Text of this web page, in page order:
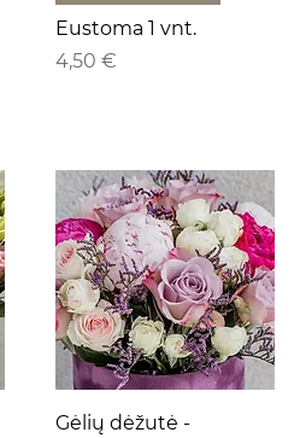
Eustoma 1 vnt.
Kaina
4,50 €
Gėlių dėžutė -